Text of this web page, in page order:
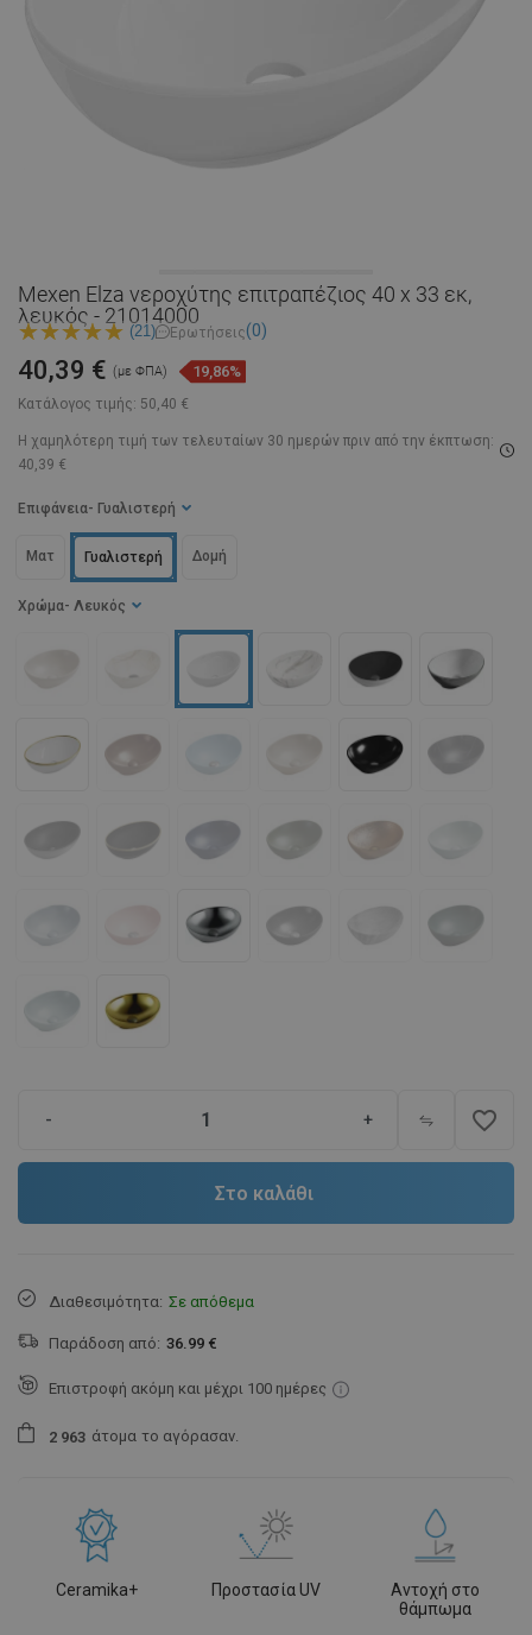
Mexen Elza νεροχύτης επιτραπέζιος 40 x 33 εκ,
λευκός - 21014000
(21) Ερωτήσεις(0)
Κατάλογος τιμής: 50,40 €
40,39 € (με ΦΠΑ) 19,86%
Η χαμηλότερη τιμή των τελευταίων 30 ημερών πριν από την έκπτωση:
40,39 €
Χρώμα - Λευκός
Επιφάνεια - Γυαλιστερή
Ματ Δομή
Γυαλιστερή
- + favorite_border
Στο καλάθι
Διαθεσιμότητα: Σε απόθεμα
Παράδοση από: 36.99 €
Επιστροφή ακόμη και μέχρι 100 ημέρες
2 963 άτομα το αγόρασαν.
Ceramika+ Προστασία UV
Αντοχή στο
θάμπωμα